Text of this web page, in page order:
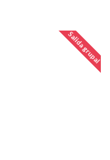
Salida grupal